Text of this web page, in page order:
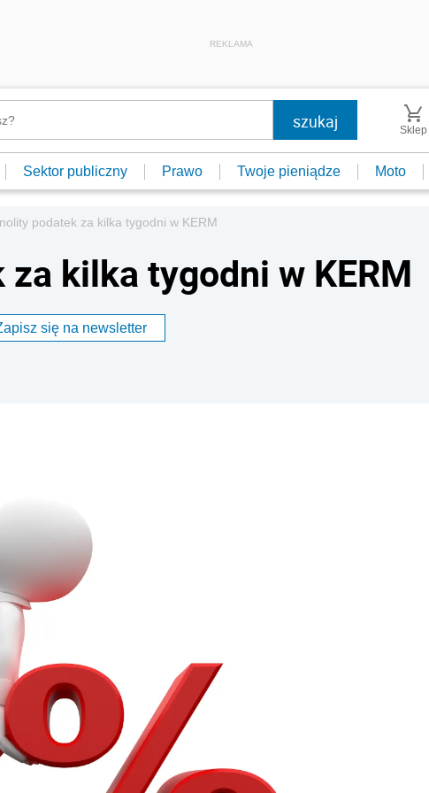
REKLAMA
Sklep
Sektor publiczny Prawo Twoje pieniądze Moto
podatek za kilka tygodni w KERM
kilka tygodni w KERM
się na newsletter